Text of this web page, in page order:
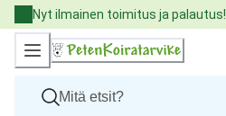
Skip
to
Content
Nyt ilmainen toimitus ja palautus!